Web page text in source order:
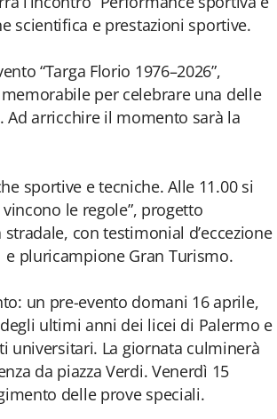
scientifica e prestazioni sportive.
“Targa Florio 1976–2026”,
per celebrare una delle
Ad arricchire il momento sarà la
sportive e tecniche. Alle 11.00 si
le regole”, progetto
con testimonial d’eccezione
pluricampione Gran Turismo.
un pre-evento domani 16 aprile,
ultimi anni dei licei di Palermo e
universitari. La giornata culminerà
da piazza Verdi. Venerdì 15
delle prove speciali.